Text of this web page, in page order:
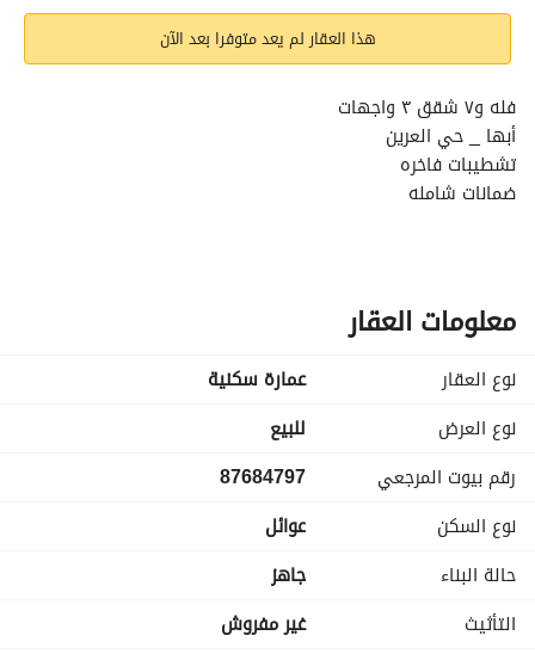
هذا العقار لم يعد متوفرا بعد الآن
فله و٧ شقق ٣ واجهات
أبها _ حي العرين
تشطيبات فاخره
ضمانات شامله
مكونات الفله
الدور الارضي
صاله جلوس
غرفتين نوم وبوفيه
مستودع
كراج سياره
الدور الاول
2مختصر ومقلط وبوفيه
الدور الثاني
4اجنحه نوم وصاله جلوس وبوفيه
الدور الثالث
معلومات العقار
نوع العقار
عمارة سكنية
نوع العرض
للبيع
رقم بيوت المرجعي
87684797
نوع السكن
عوائل
حالة البناء
جاهز
التأثيث
غير مفروش